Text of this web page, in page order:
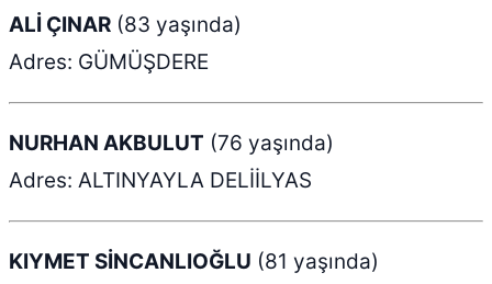
ALİ ÇINAR (83 yaşında)
Adres: GÜMÜŞDERE
NURHAN AKBULUT (76 yaşında)
Adres: ALTINYAYLA DELİİLYAS
KIYMET SİNCANLIOĞLU (81 yaşında)